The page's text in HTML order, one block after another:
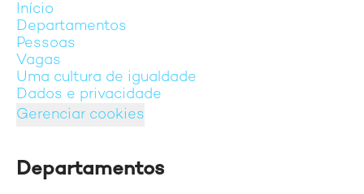
Início
Departamentos
Pessoas
Vagas
Uma cultura de igualdade
Dados e privacidade
Gerenciar cookies
Departamentos